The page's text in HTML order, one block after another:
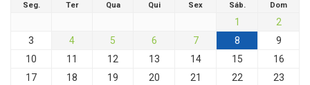
Seg. Ter Qua Qui Sex Sáb. Dom
1
2
3
4 5 6 7 8
9
10
11 12 13 14 15
16
17
18 19 20 21 22
23